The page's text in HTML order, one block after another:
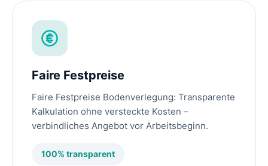
Faire Festpreise
Faire Festpreise Bodenverlegung: Transparente
Kalkulation ohne versteckte Kosten –
verbindliches Angebot vor Arbeitsbeginn.
100% transparent